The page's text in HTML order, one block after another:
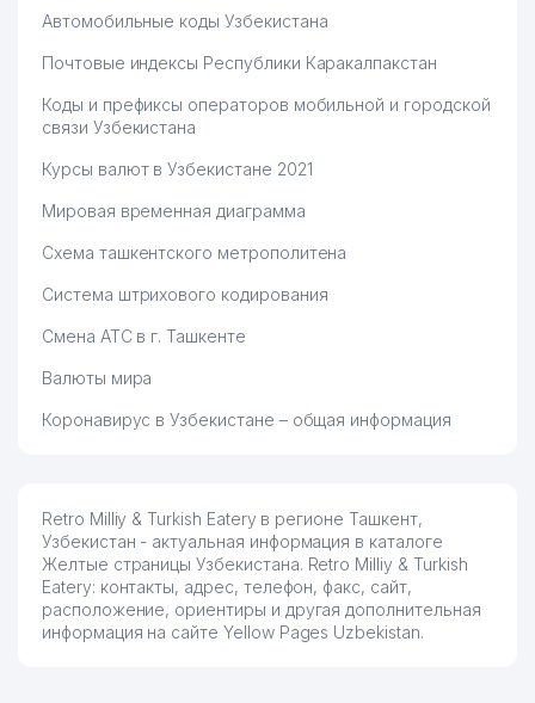
Автомобильные коды Узбекистана
Почтовые индексы Республики Каракалпакстан
Коды и префиксы операторов мобильной и городской
связи Узбекистана
Курсы валют в Узбекистане 2021
Мировая временная диаграмма
Схема ташкентского метрополитена
Система штрихового кодирования
Смена АТС в г. Ташкенте
Валюты мира
Коронавирус в Узбекистане – общая информация
Retro Milliy & Turkish Eatery в регионе Ташкент,
Узбекистан - актуальная информация в каталоге
Желтые страницы Узбекистана. Retro Milliy & Turkish
Eatery: контакты, адрес, телефон, факс, сайт,
расположение, ориентиры и другая дополнительная
информация на сайте Yellow Pages Uzbekistan.